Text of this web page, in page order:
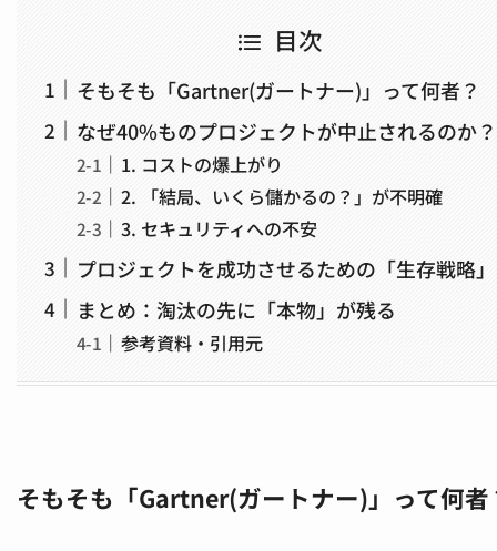
目次
そもそも「Gartner(ガートナー)」って何者？
なぜ40%ものプロジェクトが中止されるのか？
1. コストの爆上がり
2. 「結局、いくら儲かるの？」が不明確
3. セキュリティへの不安
プロジェクトを成功させるための「生存戦略」
まとめ：淘汰の先に「本物」が残る
参考資料・引用元
そもそも「Gartner(ガートナー)」って何者